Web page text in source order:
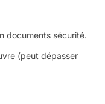
documents sécurité.
(peut dépasser